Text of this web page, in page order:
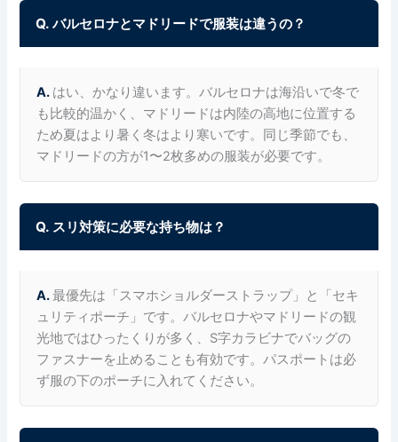
Q. バルセロナとマドリードで服装は違うの？
A. はい、かなり違います。バルセロナは海沿いで冬で
も比較的温かく、マドリードは内陸の高地に位置する
ため夏はより暑く冬はより寒いです。同じ季節でも、
マドリードの方が1〜2枚多めの服装が必要です。
Q. スリ対策に必要な持ち物は？
A.最優先は「スマホショルダーストラップ」と「セキ
ュリティポーチ」です。バルセロナやマドリードの観
光地ではひったくりが多く、S字カラビナでバッグの
ファスナーを止めることも有効です。パスポートは必
ず服の下のポーチに入れてください。